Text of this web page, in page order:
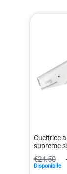
Cucitrice
supreme
manuale
€24.50 -
Disponibile